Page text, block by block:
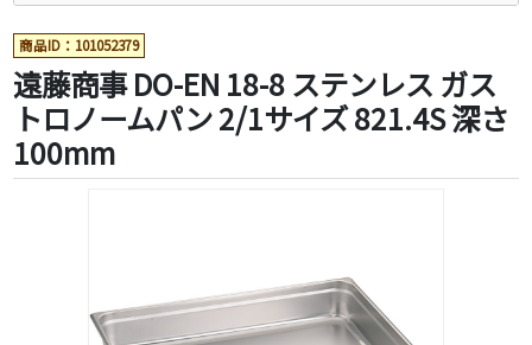
商品ID：101052379
遠藤商事 DO-EN 18-8 ステンレス ガス
トロノームパン 2/1サイズ 821.4S 深さ
100mm